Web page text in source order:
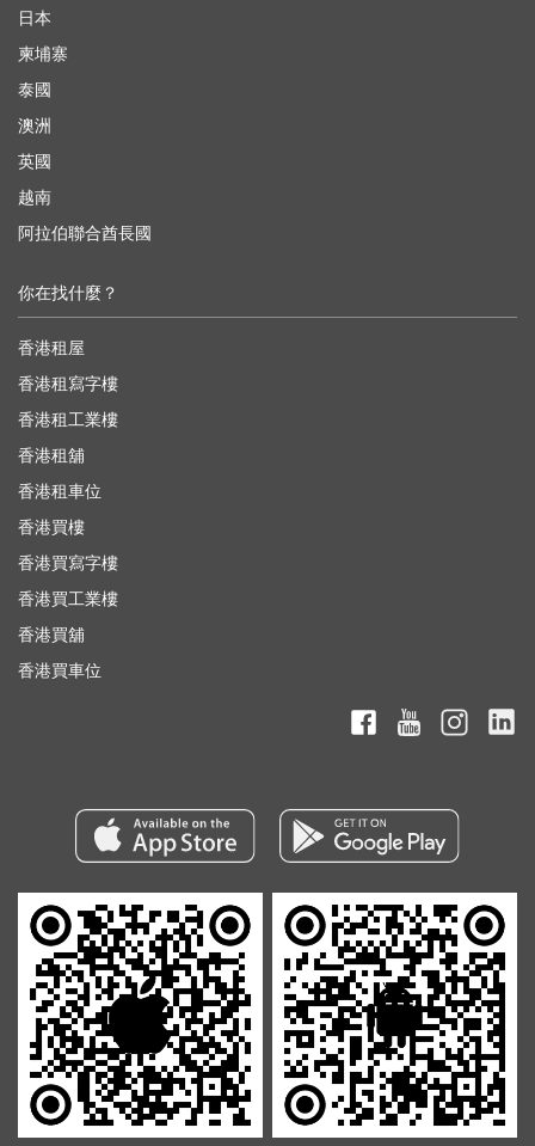
日本
柬埔寨
泰國
澳洲
英國
越南
阿拉伯聯合酋長國
你在找什麼？
香港租屋
香港租寫字樓
香港租工業樓
香港租舖
香港租車位
香港買樓
香港買寫字樓
香港買工業樓
香港買舖
香港買車位